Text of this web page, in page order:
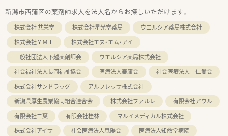
新潟市西蒲区の薬剤師求人を法人名からお探しいただけます。
株式会社 共栄堂 株式会社星光堂薬局
ウエルシア薬局株式会社
株式会社ＹＭＴ
株式会社エヌ・エム・アイ
一般社団法人下越薬剤師会
ウエルシア薬局株式会社
社会福祉法人長岡福祉協会
医療法人泰庸会
社会医療法人 仁愛会
株式会社サンドラッグ
アルフレッサ株式会社
新潟県厚生農業協同組合連合会
株式会社ファルレ
有限会社アウル
有限会社二葉
有限会社桂林
マルイメディカル株式会社
株式会社アイサ
社会医療法人嵐陽会
医療法人知命堂病院